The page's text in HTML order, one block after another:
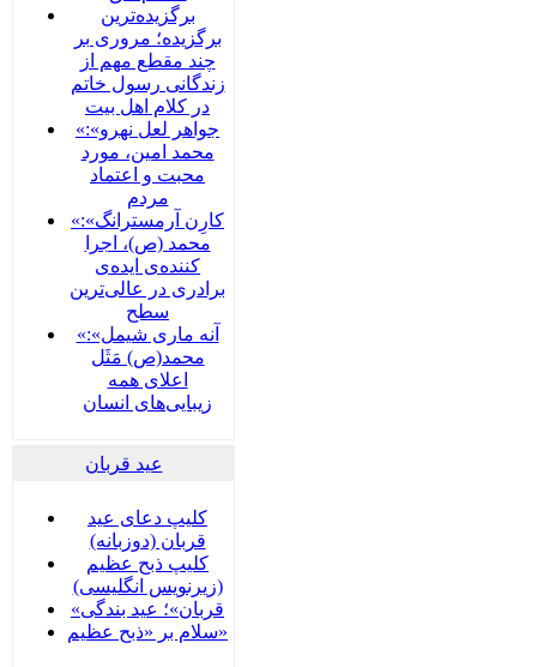
برگزیده‌ترین
برگزیده؛ مروری بر
چند مقطع مهم از
زندگانی رسول خاتم
در کلام اهل بیت
«جواهر لعل نهرو»:
محمد امین، مورد
محبت و اعتماد
مردم
«کارِن آرمسترانگ»:
محمد (ص)، اجرا
کننده‌ی ایده‌ی
برادری در عالی‌ترین
سطح
«آنه ماری شیمل»:
محمد(ص) مَثَل
اعلای همه
زیبایی‌های انسان
عید قربان
کلیپ دعای عید
قربان (دوزبانه)
کلیپ ذبح عظیم
(زیرنویس انگلیسی)
«قربان»؛ عید بندگی
سلام بر «ذبح عظیم»